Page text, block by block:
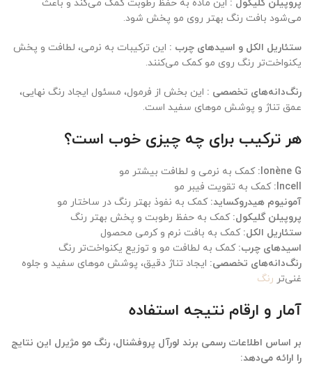
پروپیلن گلیکول : این ماده به حفظ رطوبت کمک می‌کند و باعث
می‌شود بافت رنگ بهتر روی مو پخش شود.
ستئاریل الکل و اسیدهای چرب : این ترکیبات به نرمی، لطافت و پخش
یکنواخت‌تر رنگ روی مو کمک می‌کنند.
رنگ‌دانه‌های تخصصی : این بخش از فرمول، مسئول ایجاد رنگ نهایی،
عمق تناژ و پوشش موهای سفید است.
هر ترکیب برای چه چیزی خوب است؟
Ionène G: کمک به نرمی و لطافت بیشتر مو
Incell: کمک به تقویت فیبر مو
آمونیوم هیدروکساید: کمک به نفوذ بهتر رنگ در ساختار مو
پروپیلن گلیکول: کمک به حفظ رطوبت و پخش بهتر رنگ
ستئاریل الکل: کمک به بافت نرم و کرمی محصول
اسیدهای چرب: کمک به لطافت مو و توزیع یکنواخت‌تر رنگ
رنگ‌دانه‌های تخصصی: ایجاد تناژ دقیق، پوشش موهای سفید و جلوه
غنی‌تر رنگ
آمار و ارقام نتیجه استفاده
بر اساس اطلاعات رسمی برند لورآل پروفشنال، رنگ مو مژیرل این نتایج
را ارائه می‌دهد: